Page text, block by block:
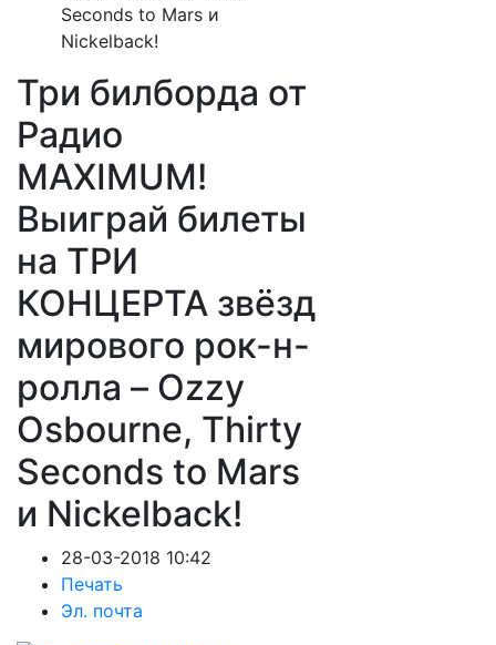
Seconds to Mars и
Nickelback!
Три билборда от
Радио
MAXIMUM!
Выиграй билеты
на ТРИ
КОНЦЕРТА звёзд
мирового рок-н-
ролла – Ozzy
Osbourne, Thirty
Seconds to Mars
и Nickelback!
28-03-2018 10:42
Печать
Эл. почта